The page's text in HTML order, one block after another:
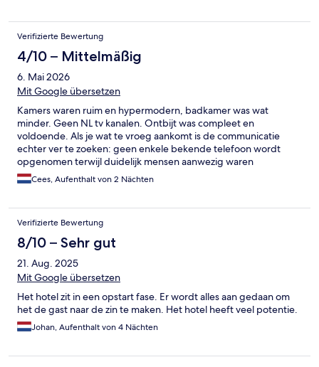
Verifizierte Bewertung
4/10 – Mittelmäßig
6. Mai 2026
Mit Google übersetzen
Kamers waren ruim en hypermodern, badkamer was wat
minder. Geen NL tv kanalen. Ontbijt was compleet en
voldoende. Als je wat te vroeg aankomt is de communicatie
echter ver te zoeken: geen enkele bekende telefoon wordt
opgenomen terwijl duidelijk mensen aanwezig waren
Cees, Aufenthalt von 2 Nächten
Verifizierte Bewertung
8/10 – Sehr gut
21. Aug. 2025
Mit Google übersetzen
Het hotel zit in een opstart fase. Er wordt alles aan gedaan om
het de gast naar de zin te maken. Het hotel heeft veel potentie.
Johan, Aufenthalt von 4 Nächten